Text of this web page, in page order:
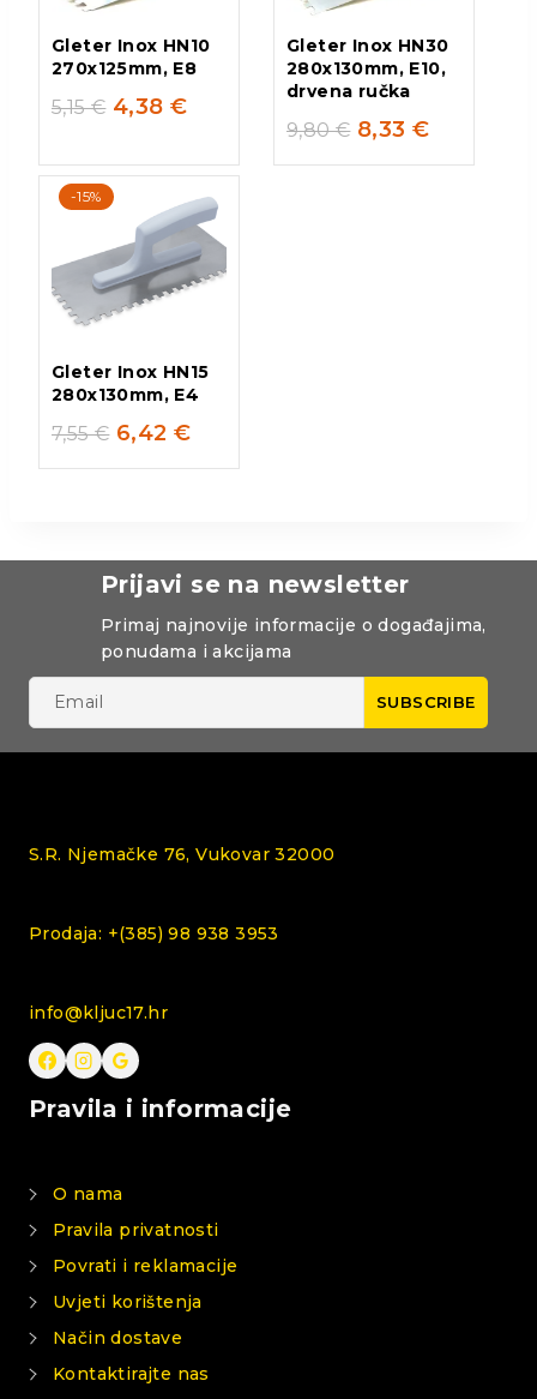
Gleter Inox HN10
270x125mm, E8
5,15€ 4,38 €
Gleter Inox HN30
280x130mm, E10,
drvena ručka
9,80€ 8,33 €
-15%
Gleter Inox HN15
280x130mm, E4
7,55€ 6,42 €
Prijavi se na newsletter
Primaj najnovije informacije o događajima,
ponudama i akcijama
S.R. Njemačke 76, Vukovar 32000
Prodaja: +(385) 98 938 3953
info@kljuc17.hr
Pravila i informacije
O nama
Pravila privatnosti
Povrati i reklamacije
Uvjeti korištenja
Način dostave
Kontaktirajte nas